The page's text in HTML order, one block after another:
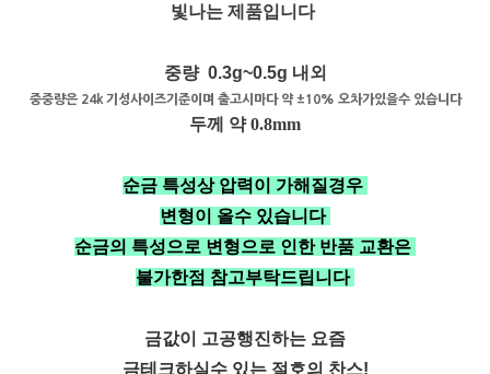
빛나는 제품입니다
중량 0.3g~0.5g 내외
중중량은 24k 기성사이즈기준이며 출고시마다 약 ±10% 오차가있을수 있습니다
두께 약 0.8mm
순금 특성상 압력이 가해질경우
변형이 올수 있습니다
순금의 특성으로 변형으로 인한 반품 교환은
불가한점 참고부탁드립니다
금값이 고공행진하는 요즘
금테크하실수 있는 절호의 찬스!